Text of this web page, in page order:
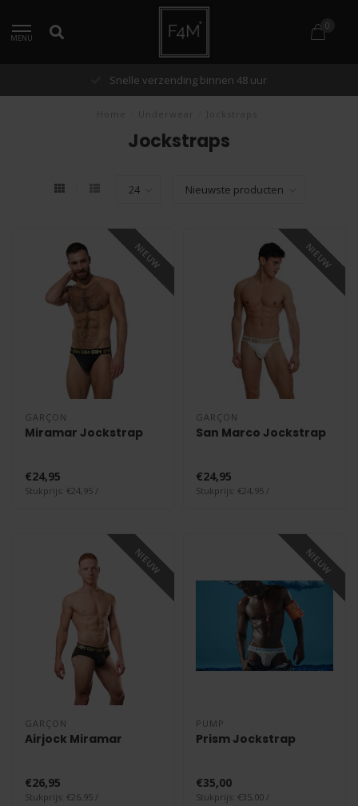
MENU
0
Snelle verzending binnen 48 uur
Jockstraps
NIEUW
GARÇON
Miramar Jockstrap
€24,95
Stukprijs: €24,95 /
NIEUW
GARÇON
San Marco Jockstrap
€24,95
Stukprijs: €24,95 /
NIEUW
GARÇON
Airjock Miramar
€26,95
Stukprijs: €26,95 /
NIEUW
PUMP
Prism Jockstrap
€35,00
Stukprijs: €35,00 /